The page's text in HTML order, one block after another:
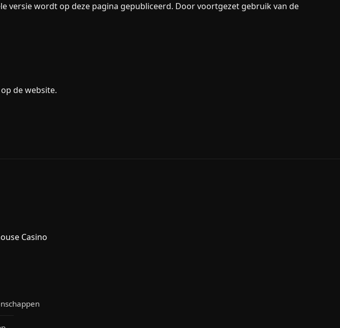
versie wordt op deze pagina gepubliceerd. Door voortgezet gebruik van de
de website.